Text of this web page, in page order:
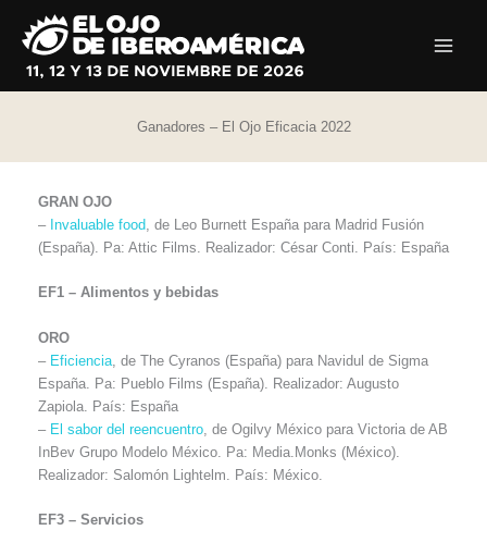
contenido
Ganadores – El Ojo Eficacia 2022
GRAN OJO
– Invaluable food , de Leo Burnett España para Madrid Fusión
(España). Pa: Attic Films. Realizador: César Conti. País: España
EF1 – Alimentos y bebidas
ORO
– Eficiencia , de The Cyranos (España) para Navidul de Sigma
España. Pa: Pueblo Films (España). Realizador: Augusto
Zapiola. País: España
– El sabor del reencuentro , de Ogilvy México para Victoria de AB
InBev Grupo Modelo México. Pa: Media.Monks (México).
Realizador: Salomón Lightelm. País: México.
EF3 – Servicios